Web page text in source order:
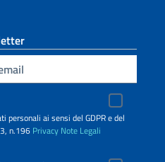
personali ai sensi del GDPR e del
n.196 Privacy Note Legali